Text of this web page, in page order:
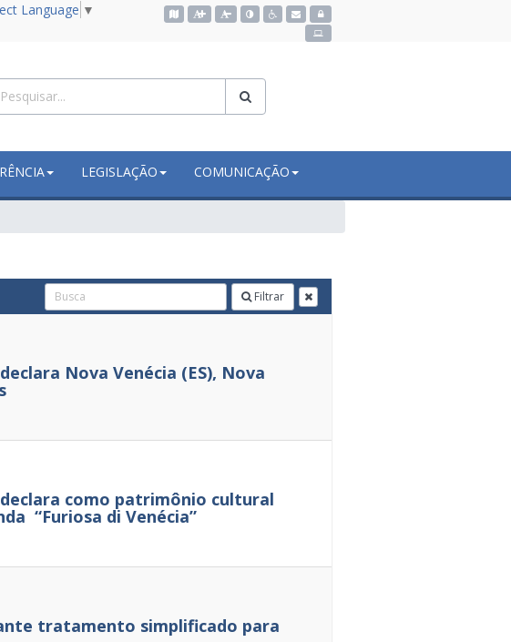
Language ▼ Acessar o mapa do site
LEGISLAÇÃO COMUNICAÇÃO
Filtrar
Nova Venécia (ES), Nova
como patrimônio cultural
“Furiosa di Venécia”
tratamento simplificado para